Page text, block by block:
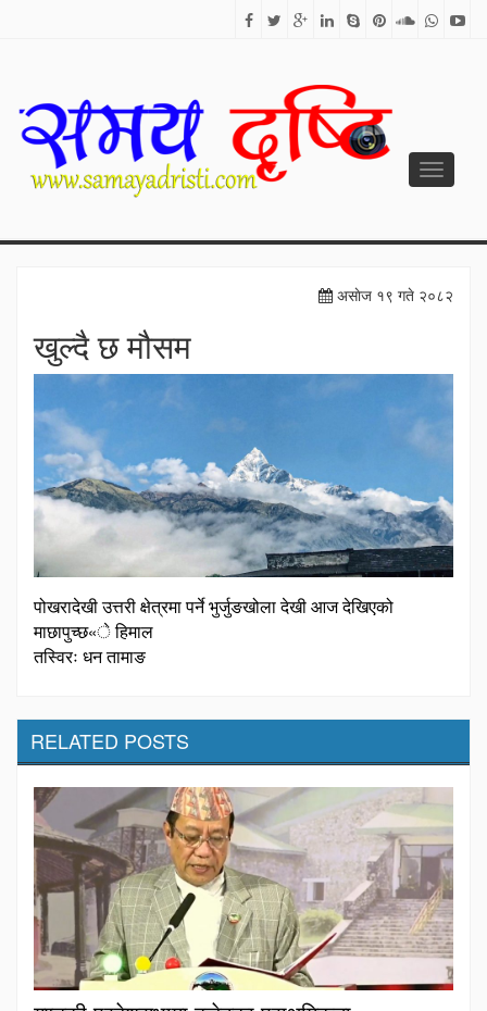
Best News Site from Nepal
Toggle
असाेज १९ गते २०८२
खुल्दै छ मौसम
पोखरादेखी उत्तरी क्षेत्रमा पर्ने भुर्जुङखोला देखी आज देखिएको
माछापुच्छ«े हिमाल
तस्विरः धन तामाङ
RELATED POSTS